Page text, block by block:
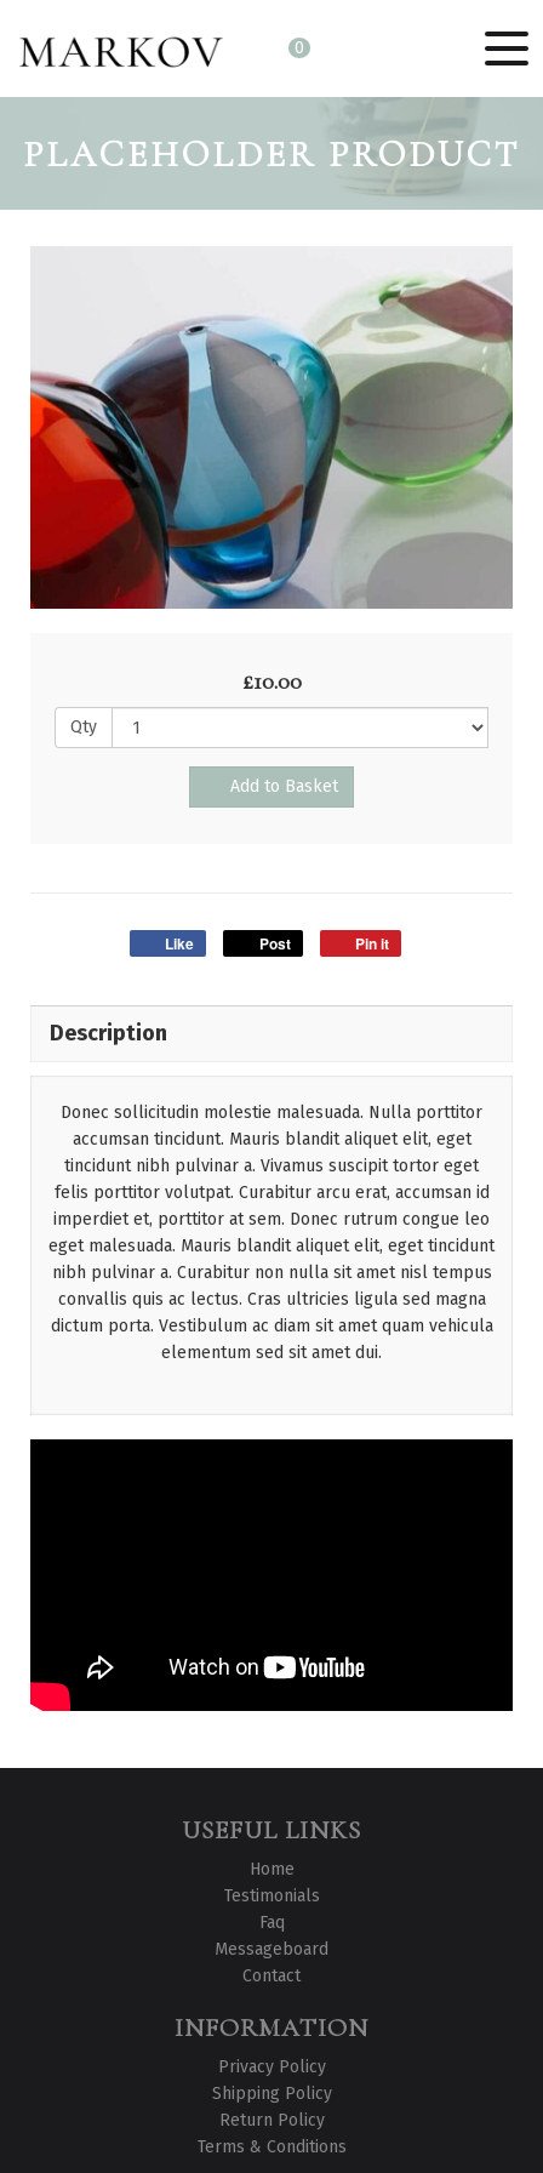
0
PLACEHOLDER PRODUCT
£10.00
Qty
Add to Basket
Like Post Pin it
Description
Donec sollicitudin molestie malesuada. Nulla porttitor
accumsan tincidunt. Mauris blandit aliquet elit, eget
tincidunt nibh pulvinar a. Vivamus suscipit tortor eget
felis porttitor volutpat. Curabitur arcu erat, accumsan id
imperdiet et, porttitor at sem. Donec rutrum congue leo
eget malesuada. Mauris blandit aliquet elit, eget tincidunt
nibh pulvinar a. Curabitur non nulla sit amet nisl tempus
convallis quis ac lectus. Cras ultricies ligula sed magna
dictum porta. Vestibulum ac diam sit amet quam vehicula
elementum sed sit amet dui.
USEFUL LINKS
Home
Testimonials
Faq
Messageboard
Contact
INFORMATION
Privacy Policy
Shipping Policy
Return Policy
Terms & Conditions